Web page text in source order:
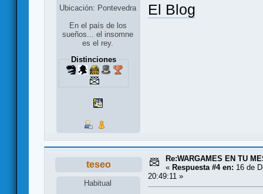
Ubicación: Pontevedra
En el país de los
sueños... el insomne
es el rey.
Distinciones
El Blog
teseo
Habitual
Re:WARGAMES EN TU
« Respuesta #4 en: 16 de
20:49:11 »